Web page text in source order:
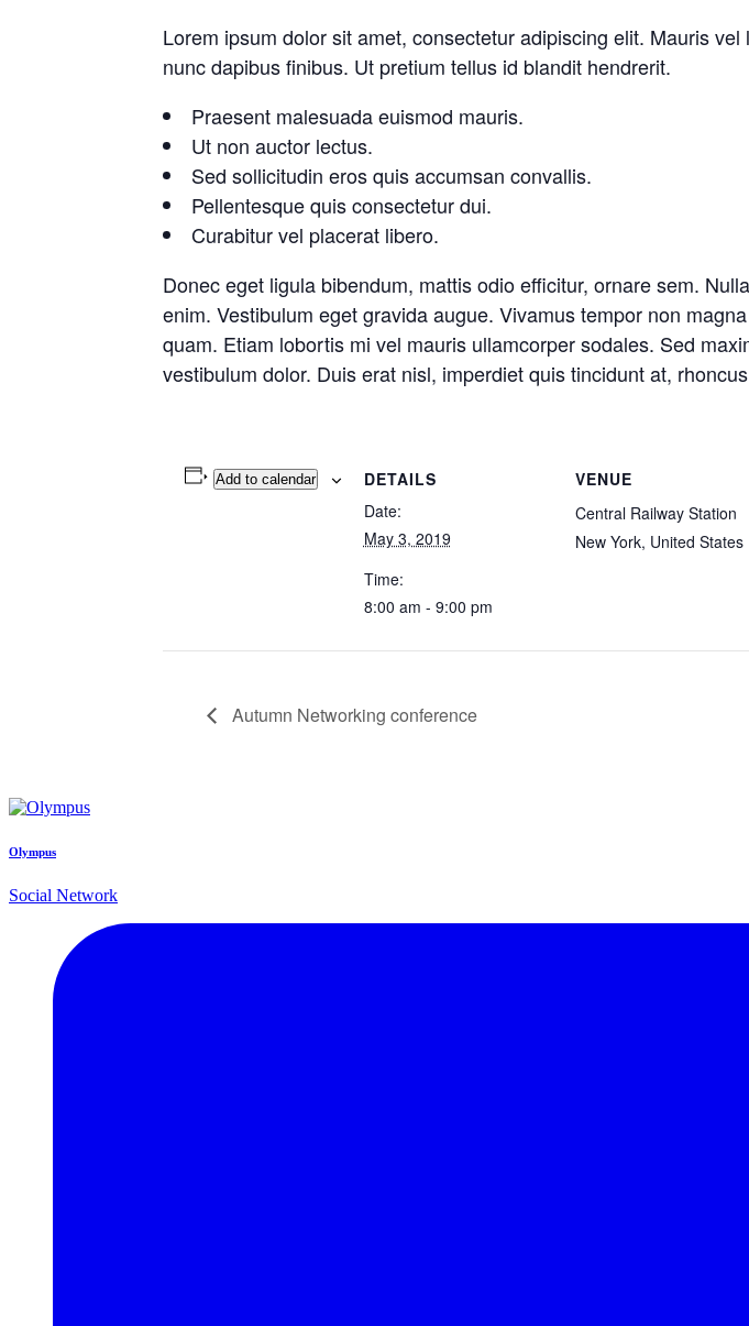
Lorem ipsum dolor sit amet, consectetur adipiscing elit. Mauris
nunc dapibus finibus. Ut pretium tellus id blandit hendrerit.
Praesent malesuada euismod mauris.
Ut non auctor lectus.
Sed sollicitudin eros quis accumsan convallis.
Pellentesque quis consectetur dui.
Curabitur vel placerat libero.
Donec eget ligula bibendum, mattis odio efficitur, ornare sem.
enim. Vestibulum eget gravida augue. Vivamus tempor non
quam. Etiam lobortis mi vel mauris ullamcorper sodales. Sed
vestibulum dolor. Duis erat nisl, imperdiet quis tincidunt at,
Add to calendar
DETAILS
Date:
May 3, 2019
Time:
8:00 am - 9:00 pm
VENUE
Central Railway Station
New York, United States
Autumn Networking conference
Olympus
Social Network